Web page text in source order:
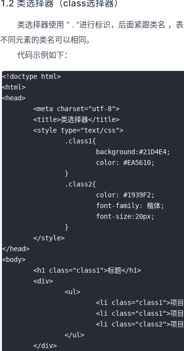
1.2 类选择器（class选择器）
类选择器使用 “ . ”进行标识，后面紧跟类名 ，表
不同元素的类名可以相同。
代码示例如下：
<!doctype html>
<html>
<head>
<meta charset="utf-8">
<title>类选择器</title>
<style type="text/css">
.class1{
background :#21D4E4;
color: #EA5610;
}
.class2{
color: #1939F2 ;
font-family: 楷体;
font-size: 20px;
}
</style>
</head>
<body>
<h1 class="class1 ">标题</h1>
<div>
<ul>
<li class="class1 ">项
<li class="class1 ">项
<li class="class2">项
</ul>
</div>